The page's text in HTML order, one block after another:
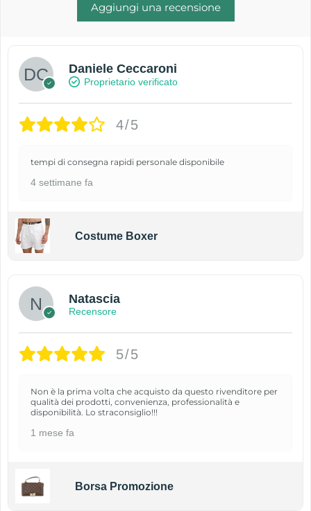
Aggiungi una recensione
Daniele Ceccaroni
Proprietario verificato
4/5
tempi di consegna rapidi personale disponibile
4 settimane fa
Costume Boxer
Natascia
Recensore
5/5
Non è la prima volta che acquisto da questo rivenditore per
qualità dei prodotti, convenienza, professionalità e
disponibilità. Lo straconsiglio!!!
1 mese fa
Borsa Promozione